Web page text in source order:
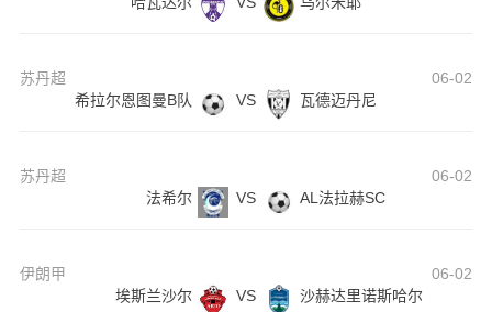
苏丹超
06-02
希拉尔恩图曼B队
VS 瓦德迈丹尼
苏丹超
06-02
法希尔
VS AL法拉赫SC
伊朗甲
06-02
埃斯兰沙尔
VS 沙赫达里诺斯哈尔